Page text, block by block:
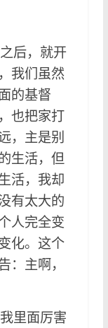
后，就开
我们虽然
的基督
也把家打
，主是别
生活，但
活，我却
有太大的
人完全变
化。这个
：主啊，
里面厉害